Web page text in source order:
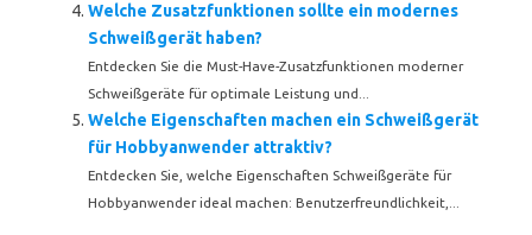
Welche Zusatzfunktionen sollte ein modernes
Schweißgerät haben?
Entdecken Sie die Must-Have-Zusatzfunktionen moderner
Schweißgeräte für optimale Leistung und...
Welche Eigenschaften machen ein Schweißgerät
für Hobbyanwender attraktiv?
Entdecken Sie, welche Eigenschaften Schweißgeräte für
Hobbyanwender ideal machen: Benutzerfreundlichkeit,...